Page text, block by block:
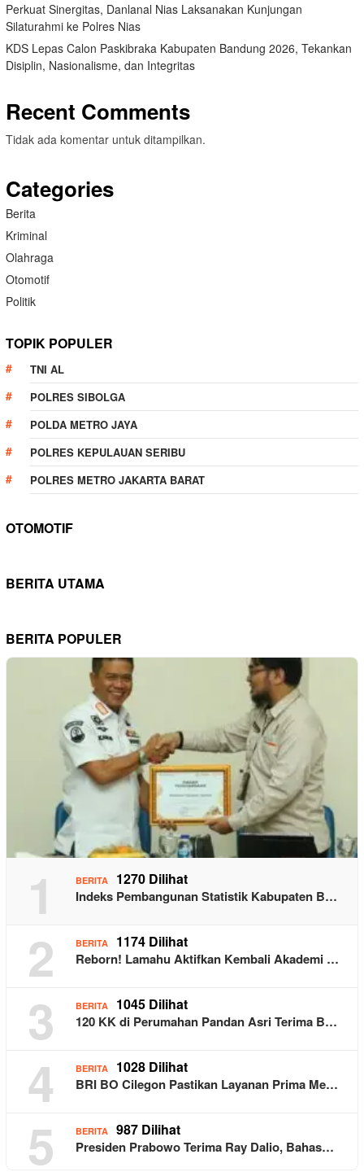
Perkuat Sinergitas, Danlanal Nias Laksanakan Kunjungan
Silaturahmi ke Polres Nias
KDS Lepas Calon Paskibraka Kabupaten Bandung 2026, Tekankan
Disiplin, Nasionalisme, dan Integritas
Recent Comments
Tidak ada komentar untuk ditampilkan.
Categories
Berita
Kriminal
Olahraga
Otomotif
Politik
TOPIK POPULER
TNI AL
POLRES SIBOLGA
POLDA METRO JAYA
POLRES KEPULAUAN SERIBU
POLRES METRO JAKARTA BARAT
OTOMOTIF
BERITA UTAMA
BERITA POPULER
1 BERITA 1270 Dilihat
Indeks Pembangunan Statistik Kabupaten B…
2 BERITA 1174 Dilihat
Reborn! Lamahu Aktifkan Kembali Akademi …
3 BERITA 1045 Dilihat
120 KK di Perumahan Pandan Asri Terima B…
4 BERITA 1028 Dilihat
BRI BO Cilegon Pastikan Layanan Prima Me…
5 BERITA 987 Dilihat
Presiden Prabowo Terima Ray Dalio, Bahas…